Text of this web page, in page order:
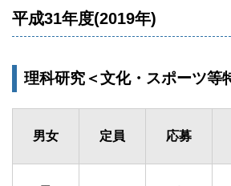
平成31年度(2019年)
理科研究＜文化・スポーツ等
男女 定員 応募